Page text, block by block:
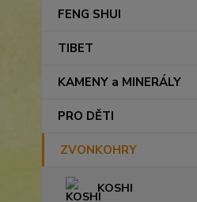
FENG SHUI
TIBET
KAMENY a MINERÁLY
PRO DĚTI
ZVONKOHRY
KOSHI